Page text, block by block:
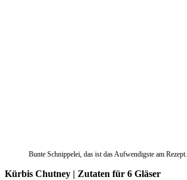
Bunte Schnippelei, das ist das Aufwendigste am Rezept.
Kürbis Chutney | Zutaten für 6 Gläser